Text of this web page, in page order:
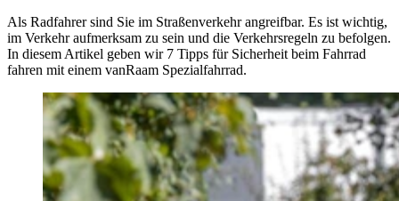
Als Radfahrer sind Sie im Straßenverkehr angreifbar. Es ist wichtig,
im Verkehr aufmerksam zu sein und die Verkehrsregeln zu befolgen.
In diesem Artikel geben wir 7 Tipps für Sicherheit beim Fahrrad
fahren mit einem vanRaam Spezialfahrrad.